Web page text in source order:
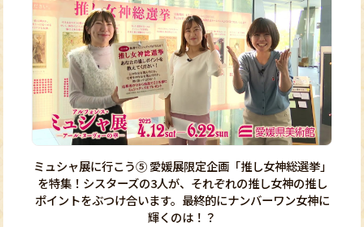
ミュシャ展に行こう⑤ 愛媛展限定企画「推し女神総選挙」
を特集！シスターズの3人が、それぞれの推し女神の推し
ポイントをぶつけ合います。最終的にナンバーワン女神に
輝くのは！？